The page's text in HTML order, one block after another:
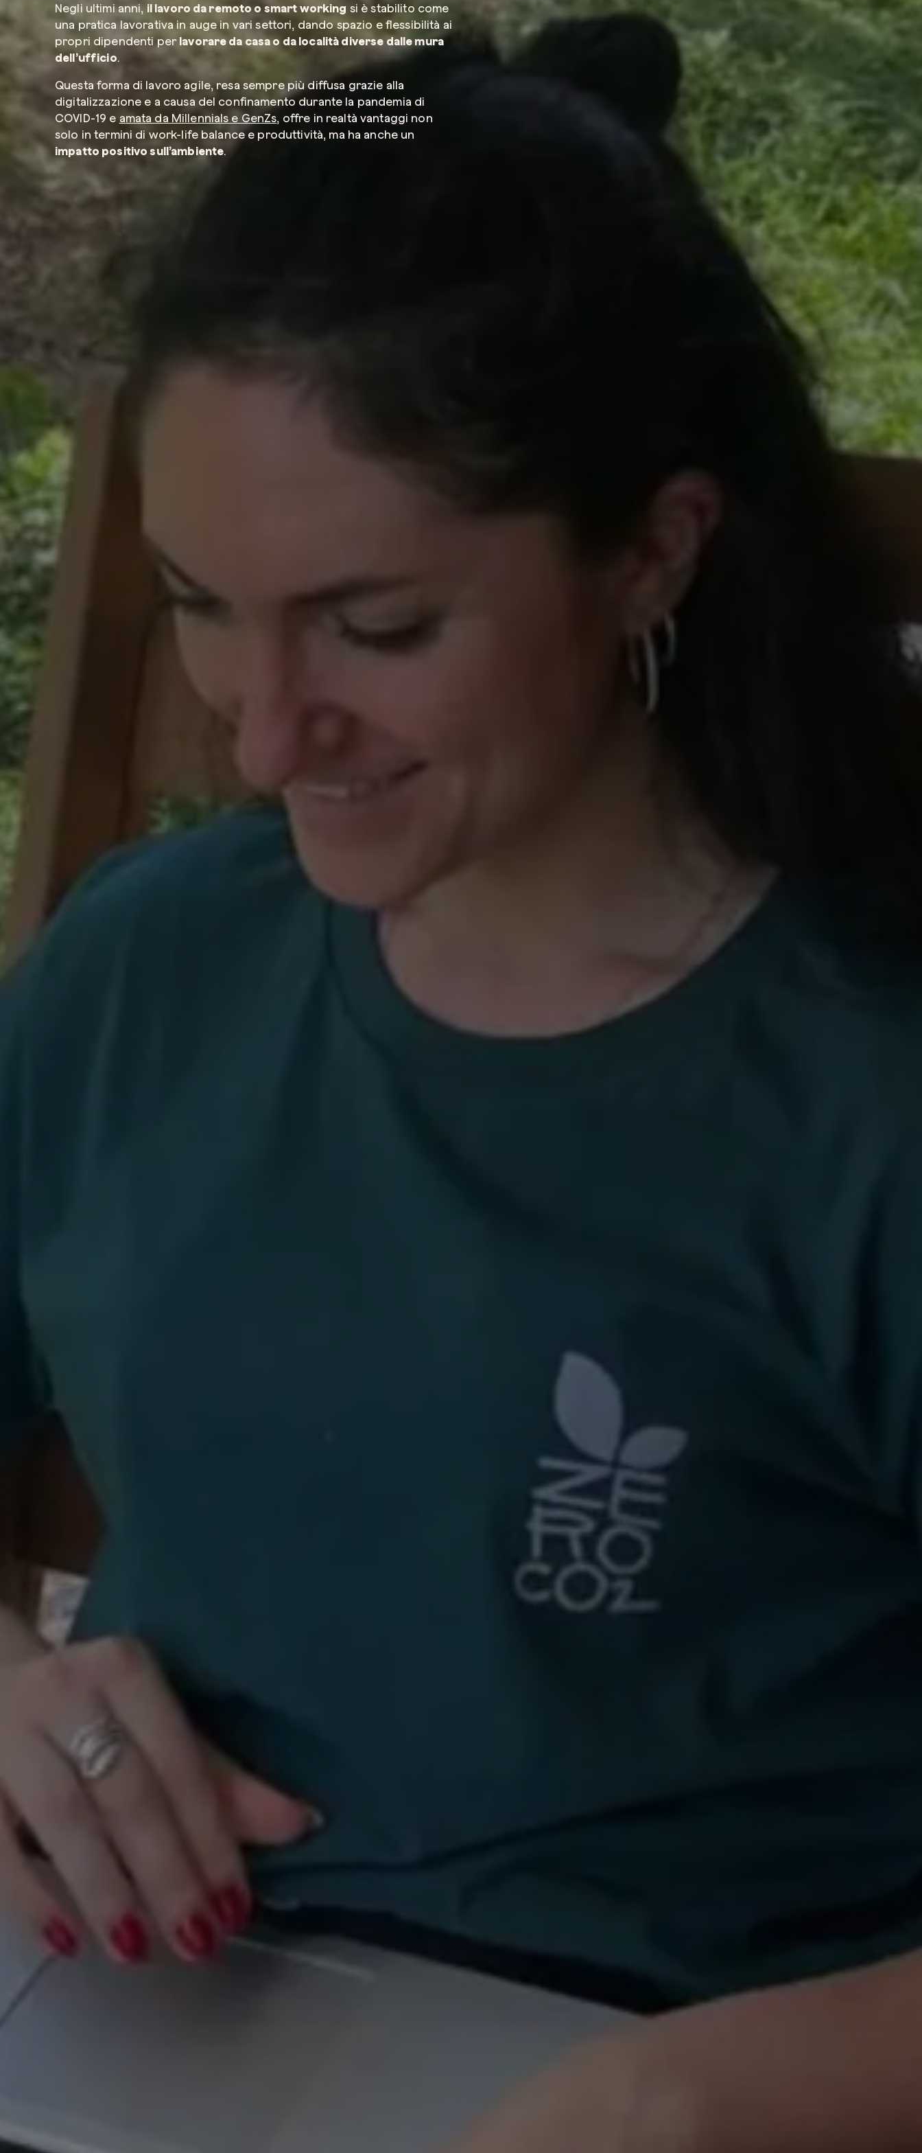
Negli ultimi anni, il lavoro da remoto o smart working si è stabilito come
una pratica lavorativa in auge in vari settori, dando spazio e flessibilità ai
propri dipendenti per lavorare da casa o da località diverse dalle mura
dell’ufficio.
Questa forma di lavoro agile, resa sempre più diffusa grazie alla
digitalizzazione e a causa del confinamento durante la pandemia di
COVID-19 e amata da Millennials e GenZs, offre in realtà vantaggi non
solo in termini di work-life balance e produttività, ma ha anche un
impatto positivo sull’ambiente.
Pianta un albero
Pianta, adotta o regala un albero. Scegli tra
diverse specie.
Piantalo ora
Esplora la mappa
Guarda i tuoi alberi crescere dallo spazio
con tecnologia satellitare.
Riscatta un albero
Usa il codice
Voglio ricevere comunicazioni e aggiornamenti da zeroCO2